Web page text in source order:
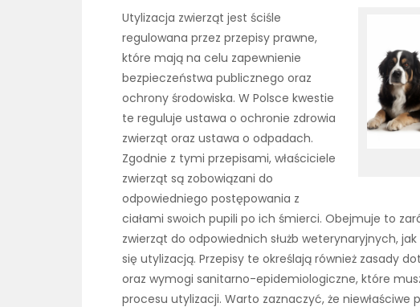
Utylizacja zwierząt jest ściśle
regulowana przez przepisy prawne,
które mają na celu zapewnienie
bezpieczeństwa publicznego oraz
ochrony środowiska. W Polsce kwestie
te reguluje ustawa o ochronie zdrowia
zwierząt oraz ustawa o odpadach.
Zgodnie z tymi przepisami, właściciele
zwierząt są zobowiązani do
odpowiedniego postępowania z
ciałami swoich pupili po ich śmierci. Obejmuje to
zwierząt do odpowiednich służb weterynaryjnych,
się utylizacją. Przepisy te określają również zasady
oraz wymogi sanitarno-epidemiologiczne, które
procesu utylizacji. Warto zaznaczyć, że niewłaściwe